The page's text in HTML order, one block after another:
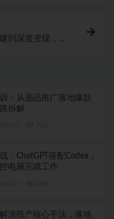
到深度变现，新
：从选品推广落地爆款
拆解
：ChatGPT搭配Codex，
电脑完成工作
洗投产核心手法，落地